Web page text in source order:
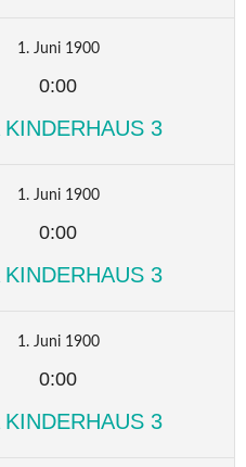
1. Juni 1900
0:00
3
1. Juni 1900
0:00
3
1. Juni 1900
0:00
3